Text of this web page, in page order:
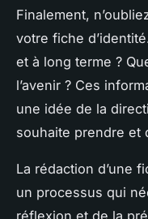
Finalement,
votre fiche
et à long terme ?
l’avenir ? Ces
une idée de la
souhaite prendre et
La rédaction d’une
un processus qui
réflexion et de la